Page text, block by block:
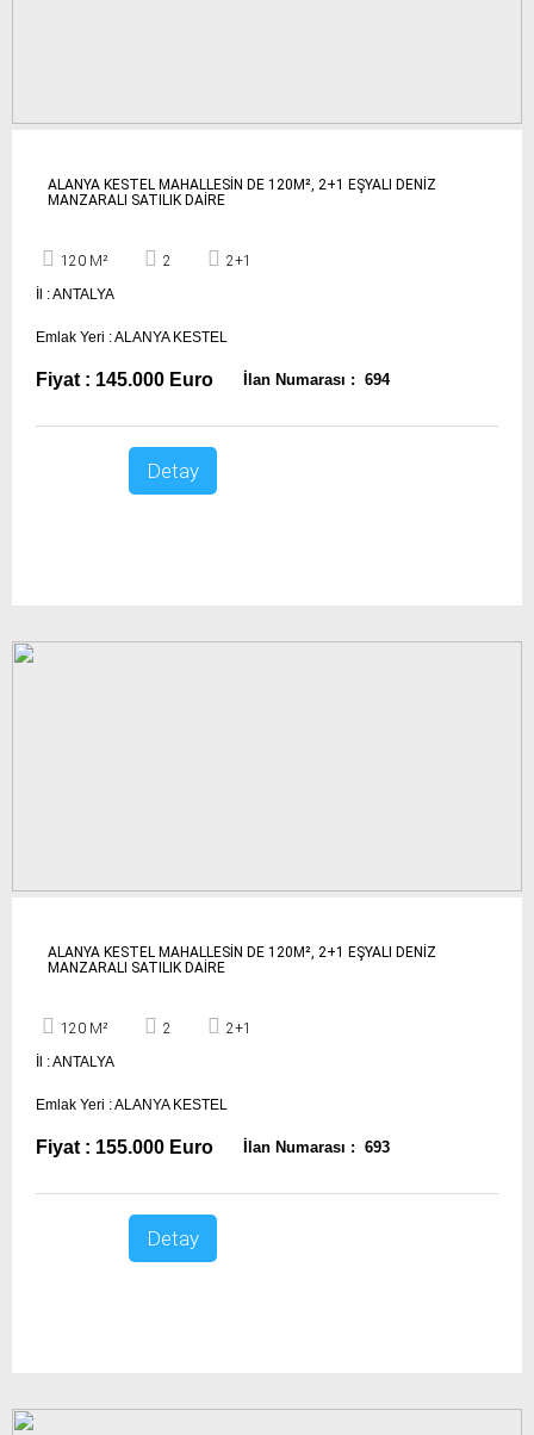
ALANYA KESTEL MAHALLESİN DE 120M², 2+1 EŞYALI DENİZ
MANZARALI SATILIK DAİRE
120 M² 2
2+1
İl : ANTALYA
Emlak Yeri : ALANYA KESTEL
Fiyat : 145.000 Euro İlan Numarası : 694
Detay
ALANYA KESTEL MAHALLESİN DE 120M², 2+1 EŞYALI DENİZ
MANZARALI SATILIK DAİRE
120 M² 2
2+1
İl : ANTALYA
Emlak Yeri : ALANYA KESTEL
Fiyat : 155.000 Euro İlan Numarası : 693
Detay